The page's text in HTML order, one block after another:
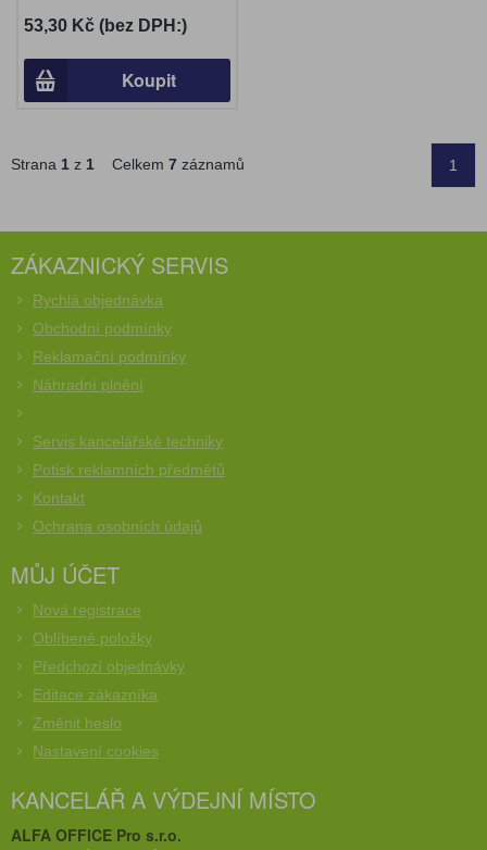
53,30 Kč (bez DPH:)
Koupit
Strana 1 z 1 Celkem 7 záznamů 1
ZÁKAZNICKÝ SERVIS
Rychlá objednávka
Obchodní podmínky
Reklamační podmínky
Náhradní plnění
Servis kancelářské techniky
Potisk reklamních předmětů
Kontakt
Ochrana osobních údajů
MŮJ ÚČET
Nová registrace
Oblíbené položky
Předchozí objednávky
Editace zákazníka
Změnit heslo
Nastavení cookies
KANCELÁŘ A VÝDEJNÍ MÍSTO
ALFA OFFICE Pro s.r.o.